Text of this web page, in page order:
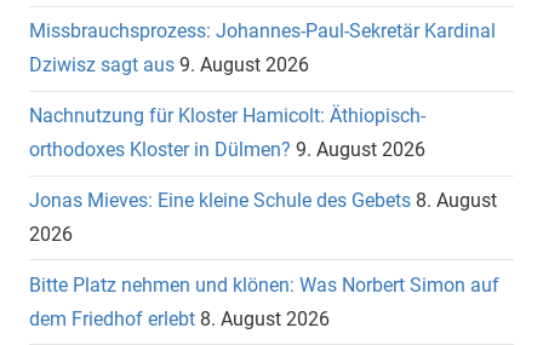
Missbrauchsprozess: Johannes-Paul-Sekretär Kardinal
Dziwisz sagt aus 9. August 2026
Nachnutzung für Kloster Hamicolt: Äthiopisch-
orthodoxes Kloster in Dülmen? 9. August 2026
Jonas Mieves: Eine kleine Schule des Gebets 8. August
2026
Bitte Platz nehmen und klönen: Was Norbert Simon auf
dem Friedhof erlebt 8. August 2026